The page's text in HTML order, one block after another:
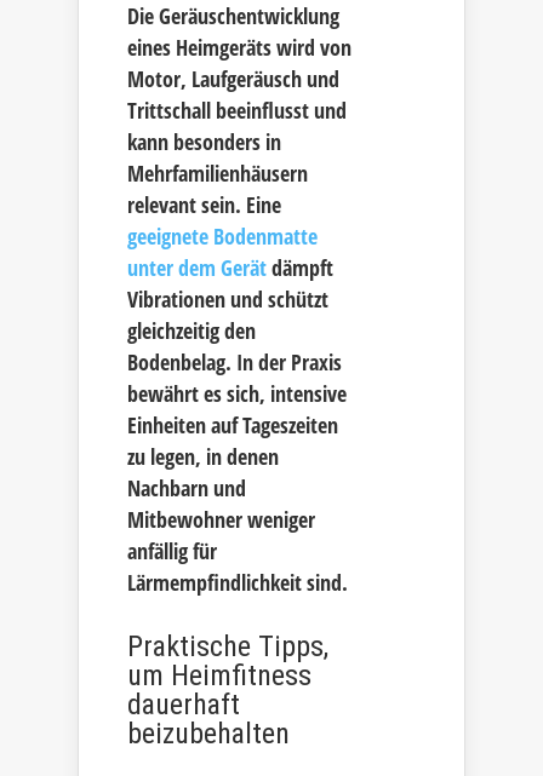
Die Geräuschentwicklung
eines Heimgeräts wird von
Motor, Laufgeräusch und
Trittschall beeinflusst und
kann besonders in
Mehrfamilienhäusern
relevant sein. Eine
geeignete Bodenmatte
unter dem Gerätdämpft
Vibrationen und schützt
gleichzeitig den
Bodenbelag. In der Praxis
bewährt es sich, intensive
Einheiten auf Tageszeiten
zu legen, in denen
Nachbarn und
Mitbewohner weniger
anfällig für
Lärmempfindlichkeit sind.
Praktische Tipps,
um Heimfitness
dauerhaft
beizubehalten